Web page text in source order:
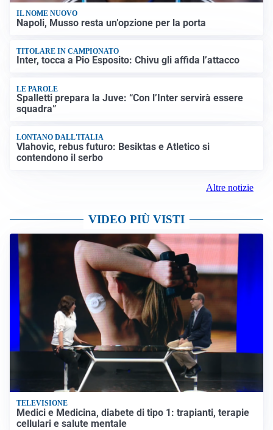
IL NOME NUOVO
Napoli, Musso resta un’opzione per la porta
TITOLARE IN CAMPIONATO
Inter, tocca a Pio Esposito: Chivu gli affida l’attacco
LE PAROLE
Spalletti prepara la Juve: “Con l’Inter servirà essere
squadra”
LONTANO DALL'ITALIA
Vlahovic, rebus futuro: Besiktas e Atletico si
contendono il serbo
Altre notizie
VIDEO PIÙ VISTI
TELEVISIONE
Medici e Medicina, diabete di tipo 1: trapianti, terapie
cellulari e salute mentale